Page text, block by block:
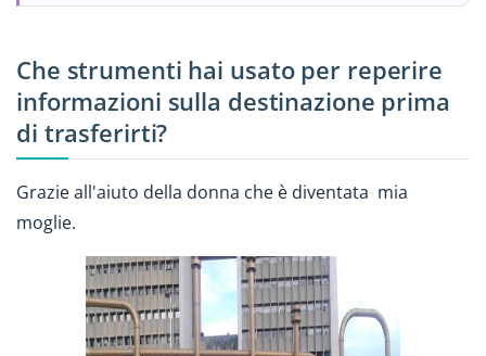
Che strumenti hai usato per reperire
informazioni sulla destinazione prima
di trasferirti?
Grazie all'aiuto della donna che è diventata mia
moglie.